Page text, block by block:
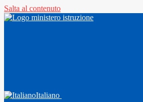
Salta al contenuto
Italiano